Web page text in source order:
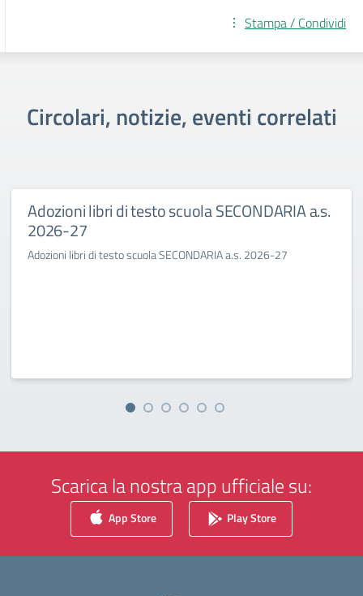
Stampa / Condividi
Circolari, notizie, eventi correlati
Adozioni libri di testo scuola SECONDARIA a.s.
2026-27
Adozioni libri di testo scuola SECONDARIA a.s. 2026-27
Scarica la nostra app ufficiale su:
App Store Play Store